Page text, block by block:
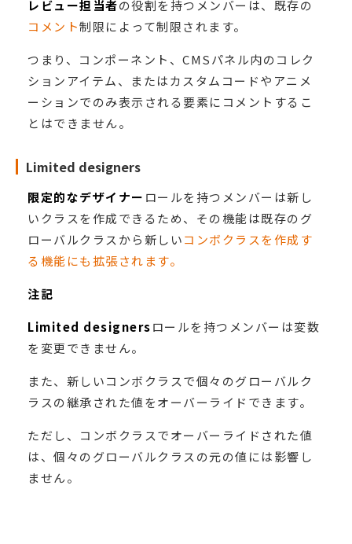
レビュー担当者の役割を持つメンバーは、既存の
コメント制限によって制限されます。
つまり、コンポーネント、CMSパネル内のコレク
ションアイテム、またはカスタムコードやアニメ
ーションでのみ表示される要素にコメントするこ
とはできません。
Limited designers
限定的なデザイナー ロールを持つメンバーは新し
いクラスを作成できるため、その機能は既存のグ
ローバルクラスから新しいコンボクラスを作成す
る機能にも拡張されます。
注記
Limited designersロールを持つメンバーは変数
を変更できません。
また、新しいコンボクラスで個々のグローバルク
ラスの継承された値をオーバーライドできます。
ただし、コンボクラスでオーバーライドされた値
は、個々のグローバルクラスの元の値には影響し
ません。